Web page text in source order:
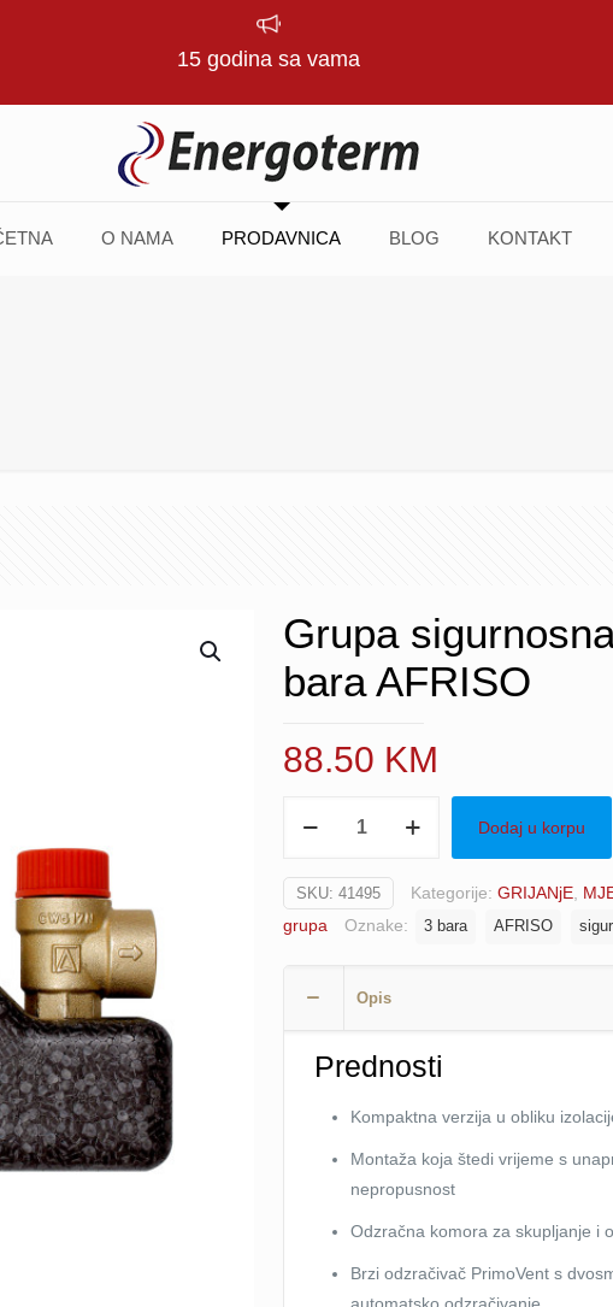
15 godina sa vama
O NAMA PRODAVNICA BLOG KONTAKT
Grupa
bara AFRISO
88.50 KM
sigurnosna
kotao
KSG
količina
Dodaj u korpu
SKU: 41495 Kategorije: GRIJANjE
grupa
Oznake: 3 bara AFRISO
Opis
Prednosti
Kompaktna verzija u obliku
Montaža koja štedi vrijeme s
nepropusnost
Odzračna komora za skupljanje i
Brzi odzračivač PrimoVent s